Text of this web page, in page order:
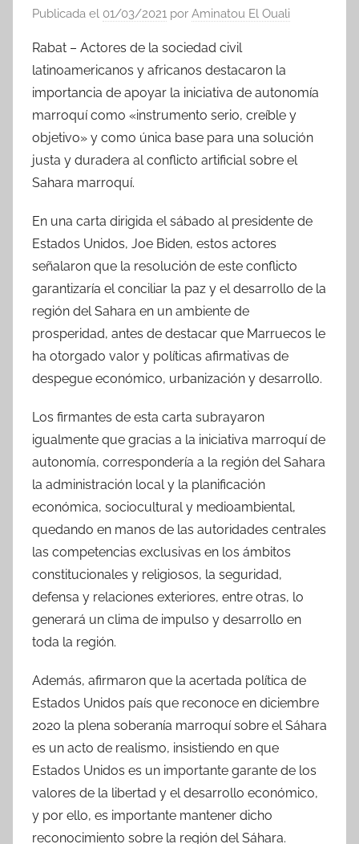
Publicada el 01/03/2021 por Aminatou El Ouali
Rabat – Actores de la sociedad civil
latinoamericanos y africanos destacaron la
importancia de apoyar la iniciativa de autonomía
marroquí como «instrumento serio, creíble y
objetivo» y como única base para una solución
justa y duradera al conflicto artificial sobre el
Sahara marroquí.
En una carta dirigida el sábado al presidente de
Estados Unidos, Joe Biden, estos actores
señalaron que la resolución de este conflicto
garantizaría el conciliar la paz y el desarrollo de la
región del Sahara en un ambiente de
prosperidad, antes de destacar que Marruecos le
ha otorgado valor y políticas afirmativas de
despegue económico, urbanización y desarrollo.
Los firmantes de esta carta subrayaron
igualmente que gracias a la iniciativa marroquí de
autonomía, correspondería a la región del Sahara
la administración local y la planificación
económica, sociocultural y medioambiental,
quedando en manos de las autoridades centrales
las competencias exclusivas en los ámbitos
constitucionales y religiosos, la seguridad,
defensa y relaciones exteriores, entre otras, lo
generará un clima de impulso y desarrollo en
toda la región.
Además, afirmaron que la acertada política de
Estados Unidos país que reconoce en diciembre
2020 la plena soberanía marroquí sobre el Sáhara
es un acto de realismo, insistiendo en que
Estados Unidos es un importante garante de los
valores de la libertad y el desarrollo económico,
y por ello, es importante mantener dicho
reconocimiento sobre la región del Sáhara.